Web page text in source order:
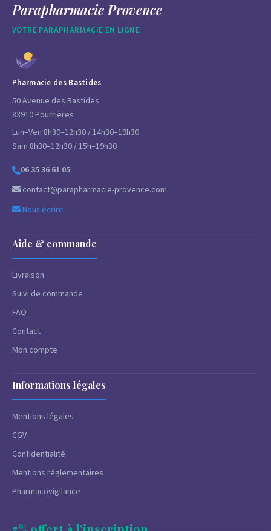
Parapharmacie Provence
VOTRE PARAPHARMACIE EN LIGNE
Pharmacie des Bastides
50 Avenue des Bastides
83910 Pourrières
Lun–Ven 8h30–12h30 / 14h30–19h30
Sam 8h30–12h30 / 15h–19h30
06 35 36 61 05
contact@parapharmacie-provence.com
Nous écrire
Aide & commande
Livraison
Suivi de commande
FAQ
Contact
Mon compte
Informations légales
Mentions légales
CGV
Confidentialité
Mentions réglementaires
Pharmacovigilance